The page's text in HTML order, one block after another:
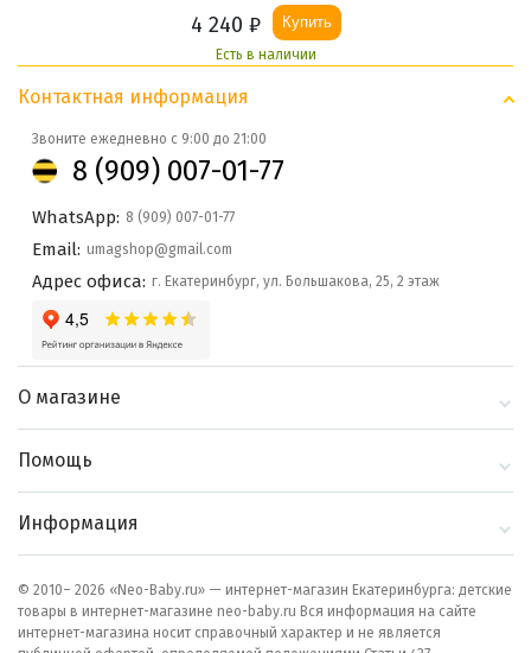
4 240 ₽ Купить
Есть в наличии
Контактная информация
Звоните ежедневно с 9:00 до 21:00
8 (909) 007-01-77
WhatsApp: 8 (909) 007-01-77
Email: umagshop@gmail.com
Адрес офиса: г. Екатеринбург, ул. Большакова, 25, 2 этаж
О магазине
Блог
Помощь
Как сделать заказ
Информация
© 2010– 2026 «Neo-Baby.ru» — интернет-магазин Екатеринбурга: детские
товары в интернет-магазине neo-baby.ru Вся информация на сайте
интернет-магазина носит справочный характер и не является